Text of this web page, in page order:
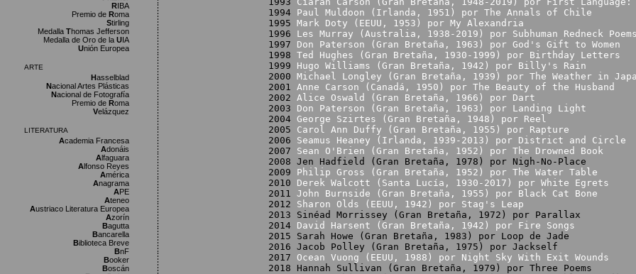
RIBA
Premio de Roma
Stirling
Medalla Thomas Jefferson
Medalla de Oro de la UIA
Unión Europea
ARTE
Hasselblad
Nacional Artes Plásticas
Nacional de Fotografía
Premio de Roma
Velázquez
LITERATURA
Academia Francesa
Adonáis
Alfaguara
Alfonso Reyes
América
Anagrama
APE
Ateneo
Austriaco Literatura Europea
Azorín
Bagutta
Bancarella
Biblioteca Breve
BnF
Booker
Boscán
1994 Paul Muldoon (Irlanda, 1951) por The Annals of Chile
1995 Mark Doty (EEUU, 1953) por My Alexandria
1996 Les Murray (Australia, 1938-2019) por Subhuman Redneck Poems
1997 Don Paterson (Gran Bretaña, 1963) por God's Gift to Women
1998 Ted Hughes (Gran Bretaña, 1930-1999) por Birthday Letters
1999 Hugo Williams (Gran Bretaña, 1942) por Billy's Rain
2000 Michael Longley (Gran Bretaña, 1939) por The Weather in
2001 Anne Carson (Canadá, 1950) por The Beauty of the Husband
2002 Alice Oswald (Gran Bretaña, 1966) por Dart
2003 Don Paterson (Gran Bretaña, 1963) por Landing Light
2004 George Szirtes (Gran Bretaña, 1948) por Reel
2005 Carol Ann Duffy (Gran Bretaña, 1955) por Rapture
2006 Seamus Heaney (Irlanda, 1939-2013) por District and Circle
2007 Sean O'Brien (Gran Bretaña, 1952) por The Drowned Book
2008 Jen Hadfield (Gran Bretaña, 1978) por Nigh-No-Place
2009 Philip Gross (Gran Bretaña, 1952) por The Water Table
2010 Derek Walcott (Santa Lucía, 1930-2017) por White Egrets
2011 John Burnside (Gran Bretaña, 1955) por Black Cat Bone
2012 Sharon Olds (EEUU, 1942) por Stag's Leap
2013 Sinéad Morrissey (Gran Bretaña, 1972) por Parallax
2014 David Harsent (Gran Bretaña, 1942) por Fire Songs
2015 Sarah Howe (Gran Bretaña, 1983) por Loop de Jade
2016 Jacob Polley (Gran Bretaña, 1975) por Jackself
2017 Ocean Vuong (EEUU, 1988) por Night Sky With Exit Wounds
2018 Hannah Sullivan (Gran Bretaña, 1979) por Three Poems